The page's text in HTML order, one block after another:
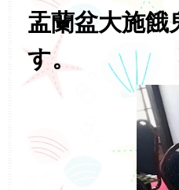
盂蘭盆大施
す。